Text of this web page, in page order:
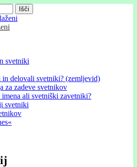
svetniki
delovali svetniki? (zemljevid)
za zadeve svetnikov
imena ali svetniški zavetniki?
svetniki